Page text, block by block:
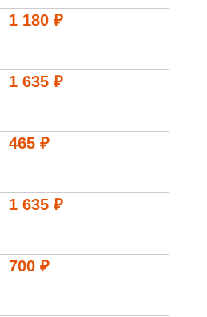
1 180 ₽
1 635 ₽
465 ₽
1 635 ₽
700 ₽